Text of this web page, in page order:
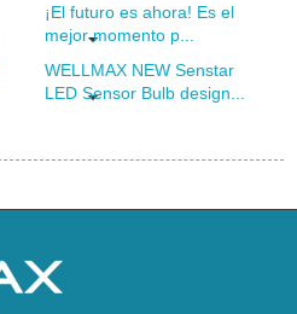
¡El futuro es ahora! Es el
mejor momento p...
WELLMAX NEW Senstar
LED Sensor Bulb design...